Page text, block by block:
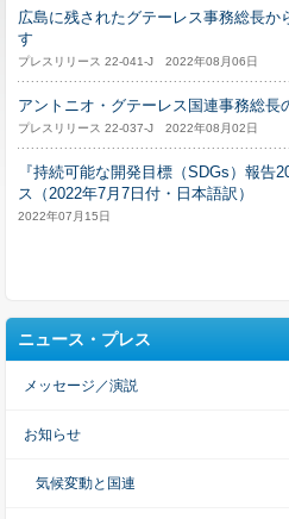
広島に残されたグテーレス事務総長か
す
プレスリリース 22-041-J 2022年08月06日
アントニオ・グテーレス国連事務総長
プレスリリース 22-037-J 2022年08月02日
『持続可能な開発目標（SDGs）報告
ス（2022年7月7日付・日本語訳）
2022年07月15日
ニュース・プレス
メッセージ／演説
お知らせ
気候変動と国連